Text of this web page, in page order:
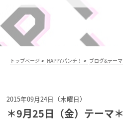
トップページ HAPPYパンチ！ ブログ&テーマ
2015年09月24日（木曜日）
＊9月25日（金）テーマ＊